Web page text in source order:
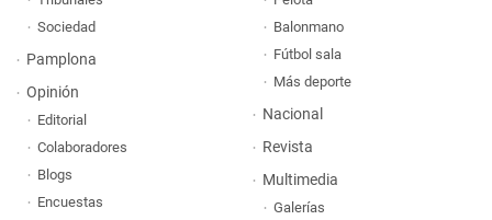
Sociedad
Pamplona
Opinión
Editorial
Colaboradores
Blogs
Encuestas
Balonmano
Fútbol sala
Más deporte
Nacional
Revista
Multimedia
Galerías